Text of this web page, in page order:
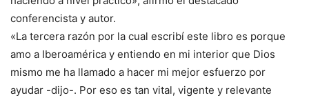
conferencista y autor.
«La tercera razón por la cual escribí este libro es porque
amo a Iberoamérica y entiendo en mi interior que Dios
mismo me ha llamado a hacer mi mejor esfuerzo por
ayudar -dijo-. Por eso es tan vital, vigente y relevante